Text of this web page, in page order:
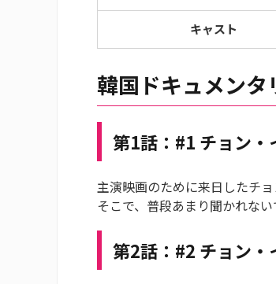
キャスト
韓国ドキュメンタ
第1話：#1 チョン・
主演映画のために来日したチ
そこで、普段あまり聞かれな
第2話：#2 チョン・